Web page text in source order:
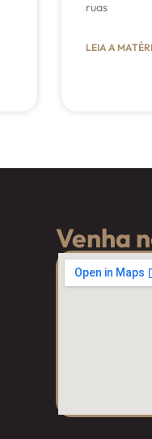
ruas
LEIA A
Venha